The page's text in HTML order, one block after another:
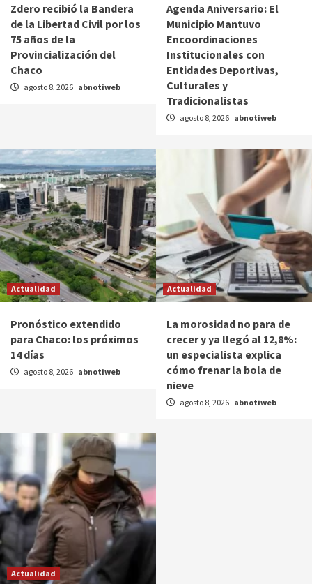
Zdero recibió la Bandera
de la Libertad Civil por los
75 años de la
Provincialización del
Chaco
agosto 8, 2026 abnotiweb
Agenda Aniversario: El
Municipio Mantuvo
Encoordinaciones
Institucionales con
Entidades Deportivas,
Culturales y
Tradicionalistas
agosto 8, 2026 abnotiweb
Actualidad
Pronóstico extendido
para Chaco: los próximos
14 días
agosto 8, 2026 abnotiweb
Actualidad
La morosidad no para de
crecer y ya llegó al 12,8%:
un especialista explica
cómo frenar la bola de
nieve
agosto 8, 2026 abnotiweb
Actualidad